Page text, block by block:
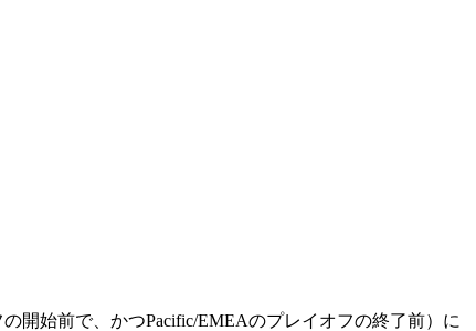
開始前で、かつPacific/EMEAのプレイオフの終了前）に